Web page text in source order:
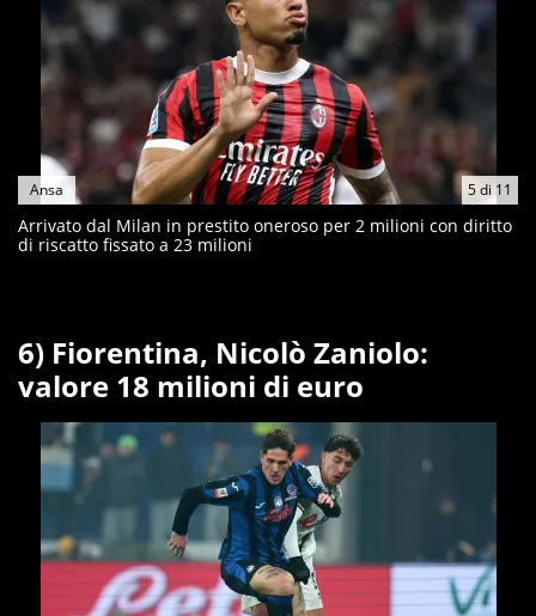
5di 11
Ansa
Arrivato dal Milan in prestito oneroso per 2 milioni con diritto
di riscatto fissato a 23 milioni
6) Fiorentina, Nicolò Zaniolo:
valore 18 milioni di euro